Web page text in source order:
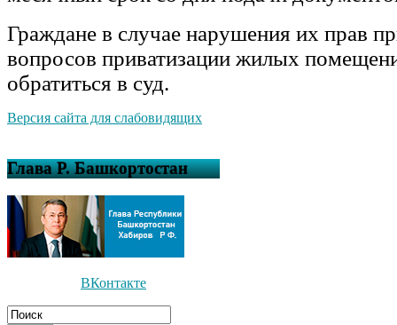
Граждане в случае нарушения их прав
вопросов приватизации жилых
обратиться в суд.
Версия сайта для слабовидящих
Глава Р. Башкортостан
ВКонтакте